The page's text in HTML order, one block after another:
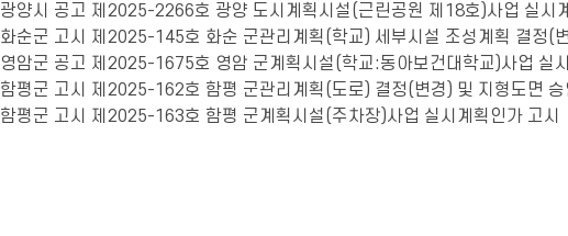
광양시 공고 제2025-2266호 광양 도시계획시설(근린공원 제18호)사업 실시
화순군 고시 제2025-145호 화순 군관리계획(학교) 세부시설 조성계획 결정(
영암군 공고 제2025-1675호 영암 군계획시설(학교:동아보건대학교)사업 실
함평군 고시 제2025-162호 함평 군관리계획(도로) 결정(변경) 및 지형도면 승
함평군 고시 제2025-163호 함평 군계획시설(주차장)사업 실시계획인가 고시